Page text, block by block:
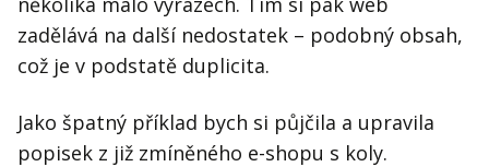
zadělává na další nedostatek – podobný obsah,
což je v podstatě duplicita.
Jako špatný příklad bych si půjčila a upravila
popisek z již zmíněného e-shopu s koly.